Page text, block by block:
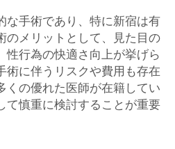
な手術であり、特に新宿は有
のメリットとして、見た目の
性行為の快適さ向上が挙げら
術に伴うリスクや費用も存在
くの優れた医師が在籍してい
て慎重に検討することが重要